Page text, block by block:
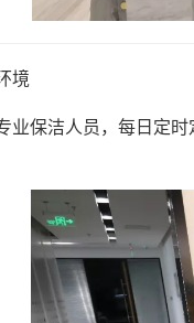
境
业保洁人员，每日定